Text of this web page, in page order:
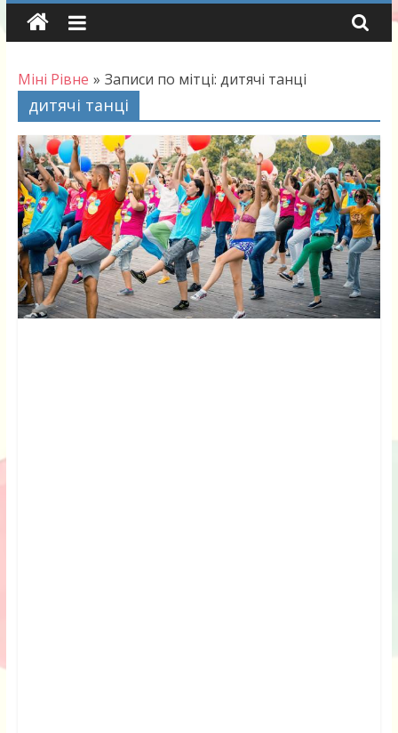
Skip
to
Міні Рівне » Записи по мітці: дитячі танці
дитячі танці